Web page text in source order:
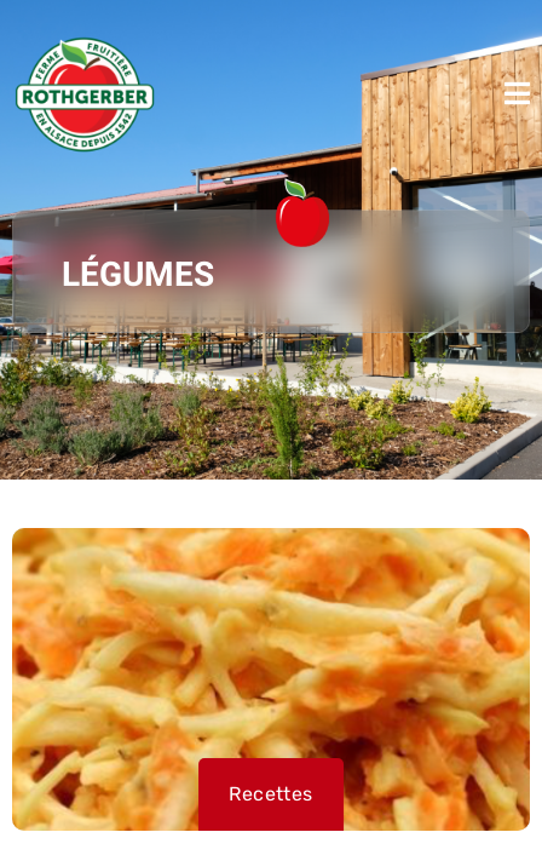
LÉGUMES
Recettes